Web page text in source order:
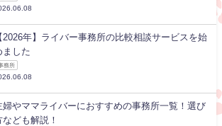
2026年】ライバー事務所の比較相談サービスを始
ました
務所
婦やママライバーにおすすめの事務所一覧！選び
なども解説！